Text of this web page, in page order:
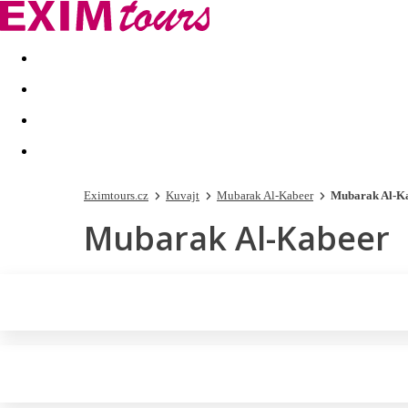
Akční nabídky Last minute
Eximtours.cz Kuvajt Mubarak Al-Kabeer Mubarak Al-
Mubarak Al-Kabeer